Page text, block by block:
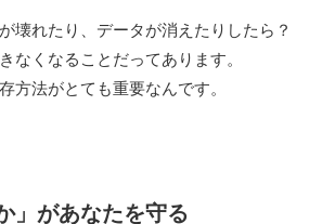
壊れたり、データが消えたりしたら？
なくなることだってあります。
方法がとても重要なんです。
」があなたを守る